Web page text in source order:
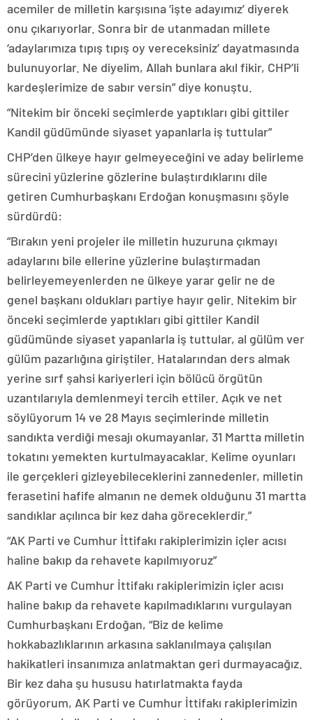
acemiler de milletin karşısına ‘işte adayımız’ diyerek
onu çıkarıyorlar. Sonra bir de utanmadan millete
‘adaylarımıza tıpış tıpış oy vereceksiniz’ dayatmasında
bulunuyorlar. Ne diyelim, Allah bunlara akıl fikir, CHP’li
kardeşlerimize de sabır versin” diye konuştu.
“Nitekim bir önceki seçimlerde yaptıkları gibi gittiler
Kandil güdümünde siyaset yapanlarla iş tuttular”
CHP’den ülkeye hayır gelmeyeceğini ve aday belirleme
sürecini yüzlerine gözlerine bulaştırdıklarını dile
getiren Cumhurbaşkanı Erdoğan konuşmasını şöyle
sürdürdü:
“Bırakın yeni projeler ile milletin huzuruna çıkmayı
adaylarını bile ellerine yüzlerine bulaştırmadan
belirleyemeyenlerden ne ülkeye yarar gelir ne de
genel başkanı oldukları partiye hayır gelir. Nitekim bir
önceki seçimlerde yaptıkları gibi gittiler Kandil
güdümünde siyaset yapanlarla iş tuttular, al gülüm ver
gülüm pazarlığına giriştiler. Hatalarından ders almak
yerine sırf şahsi kariyerleri için bölücü örgütün
uzantılarıyla demlenmeyi tercih ettiler. Açık ve net
söylüyorum 14 ve 28 Mayıs seçimlerinde milletin
sandıkta verdiği mesajı okumayanlar, 31 Martta milletin
tokatını yemekten kurtulmayacaklar. Kelime oyunları
ile gerçekleri gizleyebileceklerini zannedenler, milletin
ferasetini hafife almanın ne demek olduğunu 31 martta
sandıklar açılınca bir kez daha göreceklerdir.”
“AK Parti ve Cumhur İttifakı rakiplerimizin içler acısı
haline bakıp da rehavete kapılmıyoruz”
AK Parti ve Cumhur İttifakı rakiplerimizin içler acısı
haline bakıp da rehavete kapılmadıklarını vurgulayan
Cumhurbaşkanı Erdoğan, “Biz de kelime
hokkabazlıklarının arkasına saklanılmaya çalışılan
hakikatleri insanımıza anlatmaktan geri durmayacağız.
Bir kez daha şu hususu hatırlatmakta fayda
görüyorum, AK Parti ve Cumhur İttifakı rakiplerimizin